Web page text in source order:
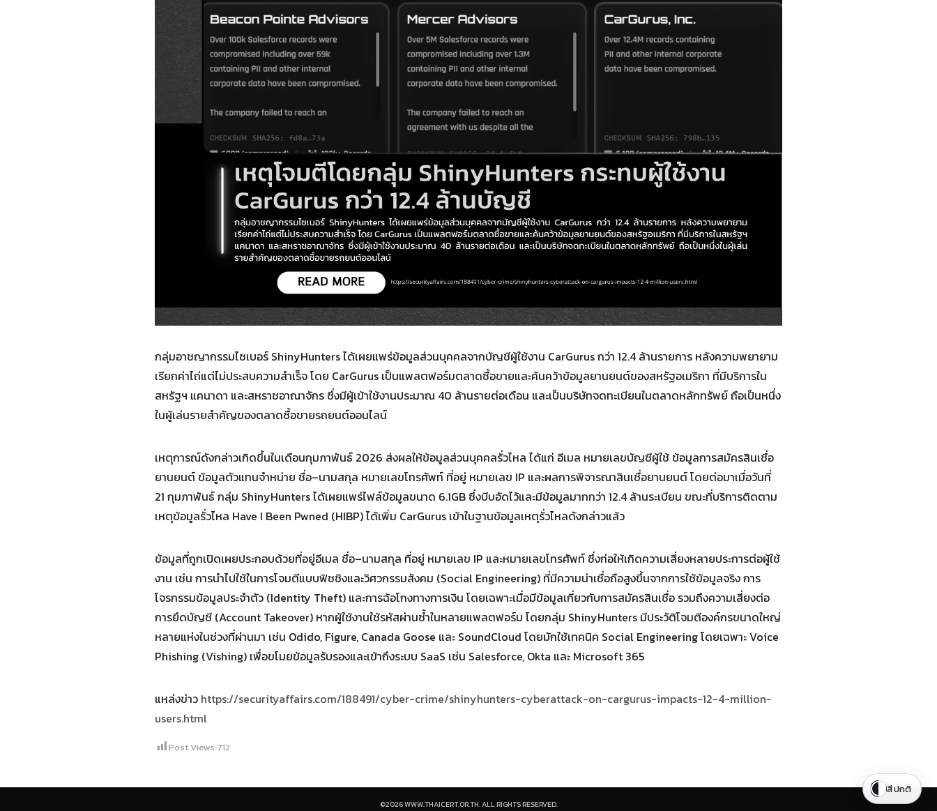
Search
for:
กลุ่มอาชญากรรมไซเบอร์ ShinyHunters ได้เผยแพร่ข้อมูลส่วนบุคคลจากบัญชีผู้ใช้งาน CarGurus กว่า 12.4 ล้านรายการ หลังความพยายาม
เรียกค่าไถ่แต่ไม่ประสบความสำเร็จ โดย CarGurus เป็นแพลตฟอร์มตลาดซื้อขายและค้นคว้าข้อมูลยานยนต์ของสหรัฐอเมริกา ที่มีบริการใน
สหรัฐฯ แคนาดา และสหราชอาณาจักร ซึ่งมีผู้เข้าใช้งานประมาณ 40 ล้านรายต่อเดือน และเป็นบริษัทจดทะเบียนในตลาดหลักทรัพย์ ถือเป็นหนึ่ง
ในผู้เล่นรายสำคัญของตลาดซื้อขายรถยนต์ออนไลน์
เหตุการณ์ดังกล่าวเกิดขึ้นในเดือนกุมภาพันธ์ 2026 ส่งผลให้ข้อมูลส่วนบุคคลรั่วไหล ได้แก่ อีเมล หมายเลขบัญชีผู้ใช้ ข้อมูลการสมัครสินเชื่อ
ยานยนต์ ข้อมูลตัวแทนจำหน่าย ชื่อ–นามสกุล หมายเลขโทรศัพท์ ที่อยู่ หมายเลข IP และผลการพิจารณาสินเชื่อยานยนต์ โดยต่อมาเมื่อวันที่
21 กุมภาพันธ์ กลุ่ม ShinyHunters ได้เผยแพร่ไฟล์ข้อมูลขนาด 6.1GB ซึ่งบีบอัดไว้และมีข้อมูลมากกว่า 12.4 ล้านระเบียน ขณะที่บริการติดตาม
เหตุข้อมูลรั่วไหล Have I Been Pwned (HIBP) ได้เพิ่ม CarGurus เข้าในฐานข้อมูลเหตุรั่วไหลดังกล่าวแล้ว
ข้อมูลที่ถูกเปิดเผยประกอบด้วยที่อยู่อีเมล ชื่อ–นามสกุล ที่อยู่ หมายเลข IP และหมายเลขโทรศัพท์ ซึ่งก่อให้เกิดความเสี่ยงหลายประการต่อผู้ใช้
งาน เช่น การนำไปใช้ในการโจมตีแบบฟิชชิงและวิศวกรรมสังคม (Social Engineering) ที่มีความน่าเชื่อถือสูงขึ้นจากการใช้ข้อมูลจริง การ
โจรกรรมข้อมูลประจำตัว (Identity Theft) และการฉ้อโกงทางการเงิน โดยเฉพาะเมื่อมีข้อมูลเกี่ยวกับการสมัครสินเชื่อ รวมถึงความเสี่ยงต่อ
การยึดบัญชี (Account Takeover) หากผู้ใช้งานใช้รหัสผ่านซ้ำในหลายแพลตฟอร์ม โดยกลุ่ม ShinyHunters มีประวัติโจมตีองค์กรขนาดใหญ่
หลายแห่งในช่วงที่ผ่านมา เช่น Odido, Figure, Canada Goose และ SoundCloud โดยมักใช้เทคนิค Social Engineering โดยเฉพาะ Voice
Phishing (Vishing) เพื่อขโมยข้อมูลรับรองและเข้าถึงระบบ SaaS เช่น Salesforce, Okta และ Microsoft 365
แหล่งข่าว https://securityaffairs.com/188491/cyber-crime/shinyhunters-cyberattack-on-cargurus-impacts-12-4-million-
users.html
Post Views:712
©2026 WWW.THAICERT.OR.TH. ALL RIGHTS RESERVED.
สีปกติ